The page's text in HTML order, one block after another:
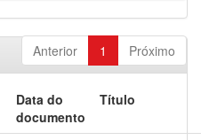
Anterior 1 Próximo
Data do
documento
Título